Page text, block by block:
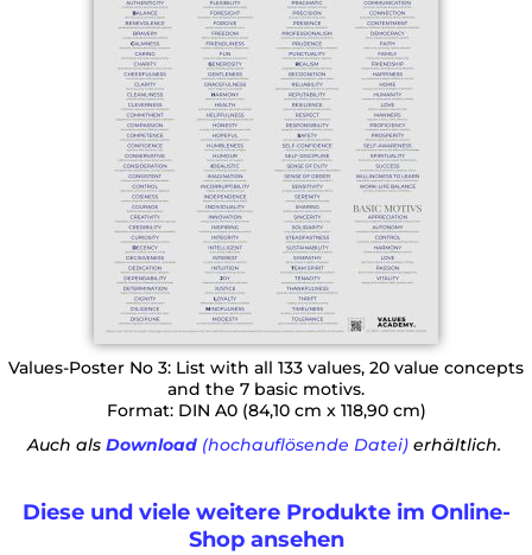
Values-Poster No 3: List with all 133 values, 20 value concepts
and the 7 basic motivs.
Format: DIN A0 (84,10 cm x 118,90 cm)
Auch als Download(hochauflösende Datei)erhältlich.
Diese und viele weitere Produkte im Online-
Shop ansehen